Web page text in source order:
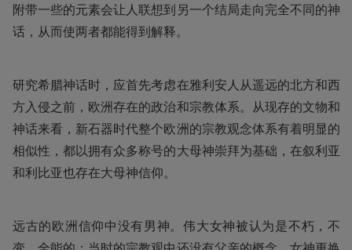
附带一些的元素会让人联想到另一个结局走向完全不同的神
话，从而使两者都能得到解释。
研究希腊神话时，应首先考虑在雅利安人从遥远的北方和西
方入侵之前，欧洲存在的政治和宗教体系。从现存的文物和
神话来看，新石器时代整个欧洲的宗教观念体系有着明显的
相似性，都以拥有众多称号的大母神崇拜为基础，在叙利亚
和利比亚也存在大母神信仰。
远古的欧洲信仰中没有男神。伟大女神被认为是不朽，不